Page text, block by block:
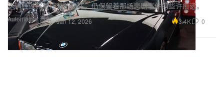
Automotive 汽车
这辆经过完整修复的轿车，仍保留着那场悲剧事件的些许痕迹。
Jan 12, 2026 3.4K 0